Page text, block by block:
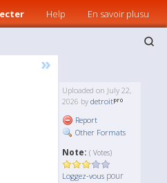
Help En savoir plusu
»
Uploaded on July 22,
2026 by detroit
Report
Other Formats
Note: ( Votes)
Loggez-vous pour